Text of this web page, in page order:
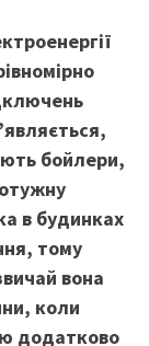
бойлери,
в будинках
тому
вона
коли
додатково